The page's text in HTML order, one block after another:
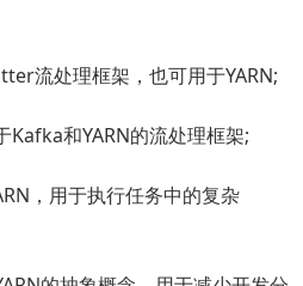
流处理框架，也可用于YARN;
和YARN的流处理框架;
，用于执行任务中的复杂